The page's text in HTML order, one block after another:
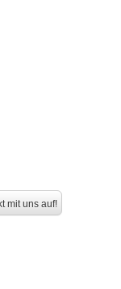
mit uns auf!